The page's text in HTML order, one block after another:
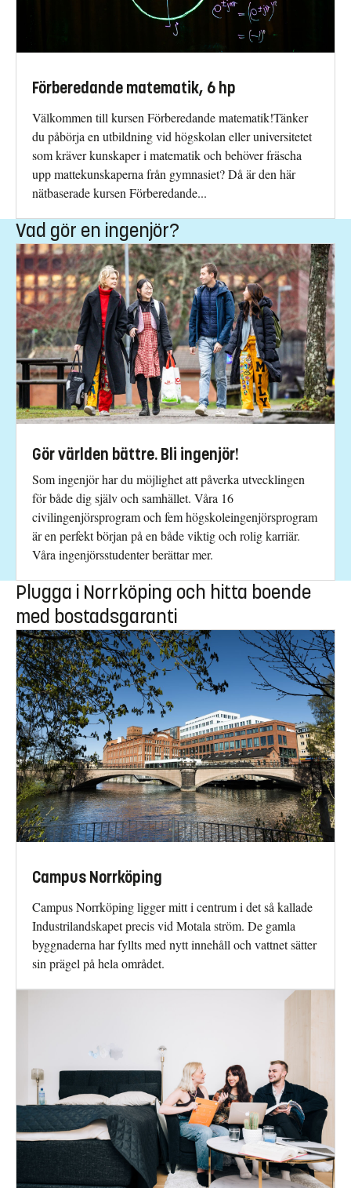
Förberedande matematik, 6 hp
Välkommen till kursen Förberedande matematik!Tänker
du påbörja en utbildning vid högskolan eller universitetet
som kräver kunskaper i matematik och behöver fräscha
upp mattekunskaperna från gymnasiet? Då är den här
nätbaserade kursen Förberedande...
Vad gör en ingenjör?
Gör världen bättre. Bli ingenjör!
Som ingenjör har du möjlighet att påverka utvecklingen
för både dig själv och samhället. Våra 16
civilingenjörsprogram och fem högskoleingenjörsprogram
är en perfekt början på en både viktig och rolig karriär.
Våra ingenjörsstudenter berättar mer.
Plugga i Norrköping och hitta boende
med bostadsgaranti
Campus Norrköping
Campus Norrköping ligger mitt i centrum i det så kallade
Industrilandskapet precis vid Motala ström. De gamla
byggnaderna har fyllts med nytt innehåll och vattnet sätter
sin prägel på hela området.